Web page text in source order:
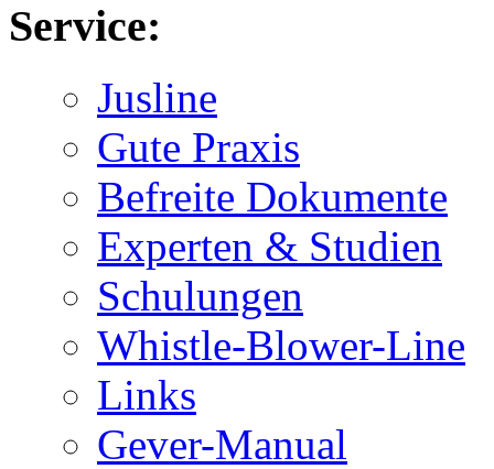
Service:
Jusline
Gute Praxis
Befreite Dokumente
Experten & Studien
Schulungen
Whistle-Blower-Line
Links
Gever-Manual